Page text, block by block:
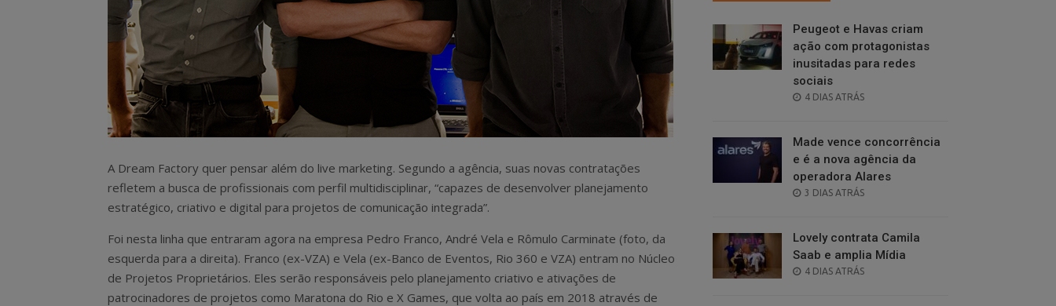
A Dream Factory quer pensar além do live marketing. Segundo a agência, suas novas contratações
refletem a busca de profissionais com perfil multidisciplinar, “capazes de desenvolver planejamento
estratégico, criativo e digital para projetos de comunicação integrada”.
Foi nesta linha que entraram agora na empresa Pedro Franco, André Vela e Rômulo Carminate (foto, da
esquerda para a direita). Franco (ex-VZA) e Vela (ex-Banco de Eventos, Rio 360 e VZA) entram no Núcleo
de Projetos Proprietários. Eles serão responsáveis pelo planejamento criativo e ativações de
patrocinadores de projetos como Maratona do Rio e X Games, que volta ao país em 2018 através de
Peugeot e Havas criam
ação com protagonistas
inusitadas para redes
sociais
POSTED
4 DIAS ATRÁS
Made vence concorrência
e é a nova agência da
operadora Alares
POSTED
3 DIAS ATRÁS
Lovely contrata Camila
Saab e amplia Mídia
POSTED
4 DIAS ATRÁS